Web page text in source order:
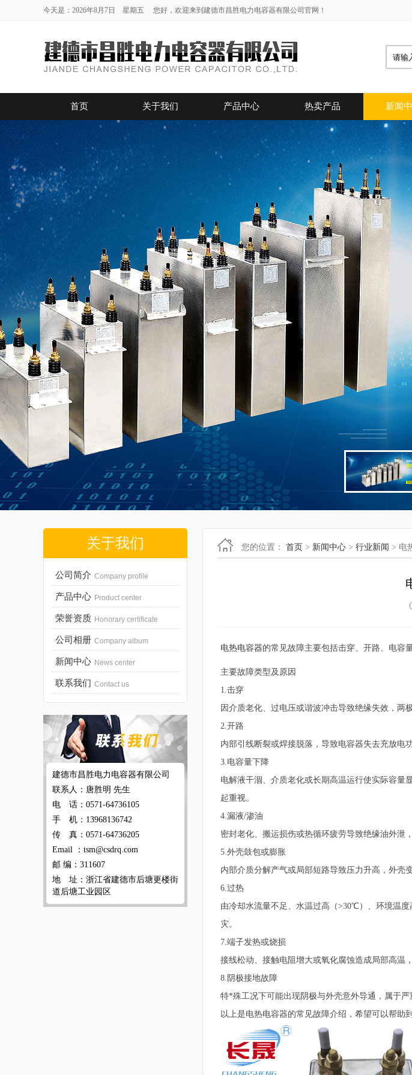
今天是：2026年8月7日 星期五 您好，欢迎来到建德市昌胜电力电容器有限公司官网！
首页 关于我们 产品中心 热卖产品 新闻
关于我们
公司简介 Company profile
产品中心 Product center
荣誉资质 Honorary certificate
公司相册 Company album
新闻中心 News center
联系我们 Contact us
建德市昌胜电力电容器有限公司
联系人：唐胜明 先生
电 话：0571-64736105
手 机：13968136742
传 真：0571-64736205
Email ：tsm@csdrq.com
邮 编：311607
地 址：浙江省建德市后塘更楼街
道后塘工业园区
您的位置： 首页 > 新闻中心 > 行业新闻 > 电
电热电容器的常见故障主要包括击穿、开路、电容
主要故障类型及原因
1.击穿
因介质老化、过电压或谐波冲击导致绝缘失效，两
2.开路
内部引线断裂或焊接脱落，导致电容器失去充放电
3.电容量下降
电解液干涸、介质老化或长期高温运行使实际容量
起重视。
4.漏液/渗油
密封老化、搬运损伤或热循环疲劳导致绝缘油外泄
5.外壳鼓包或膨胀
内部介质分解产气或局部短路导致压力升高，外壳
6.过热
由冷却水流量不足、水温过高（>30℃）、环境温
灾。
7.端子发热或烧损
接线松动、接触电阻增大或氧化腐蚀造成局部高温
8.阴极接地故障
特*殊工况下可能出现阴极与外壳意外导通，属于严
以上是电热电容器的常见故障介绍，希望可以帮助到